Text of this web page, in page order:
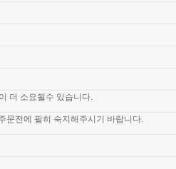
더 소요될수 있습니다.
문전에 필히 숙지해주시기 바랍니다.